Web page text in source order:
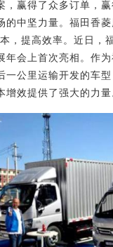
，赢得了众多订单，
的中坚力量。福田香
，提高效率。近日，
年会上首次亮相。作
一公里运输开发的车
效提供了强大的力量